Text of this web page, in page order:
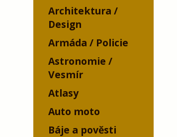
Architektura /
Design
Armáda / Policie
Astronomie /
Vesmír
Atlasy
Auto moto
Báje a pověsti